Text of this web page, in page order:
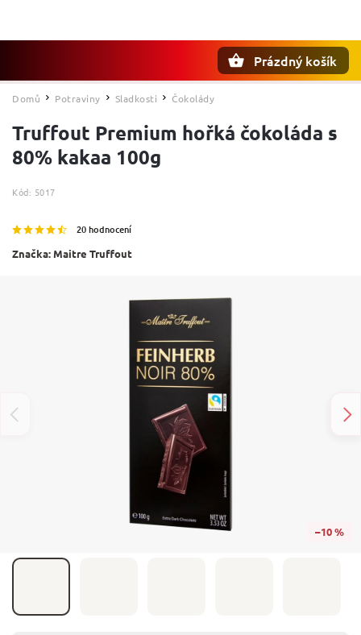
Prázdný košík
Domů / Potraviny / Sladkosti / Čokolády
Truffout Premium hořká čokoláda s
80% kakaa 100g
Kód: 5017
20 hodnocení
Značka:Maitre Truffout
–10 %